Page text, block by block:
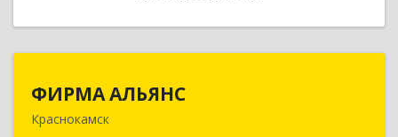
ФИРМА АЛЬЯНС
Краснокамск